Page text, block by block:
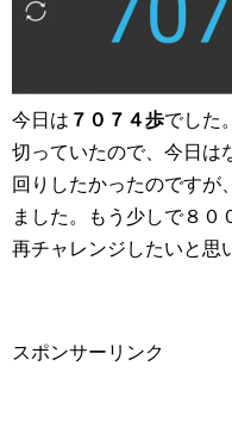
今日は ７０７４歩でした
切っていたので、今日は
回りしたかったのですが
ました。もう少しで８０
再チャレンジしたいと思
スポンサーリンク